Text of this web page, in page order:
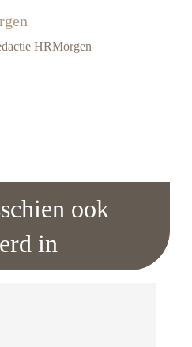
HRMorgen
ook
in